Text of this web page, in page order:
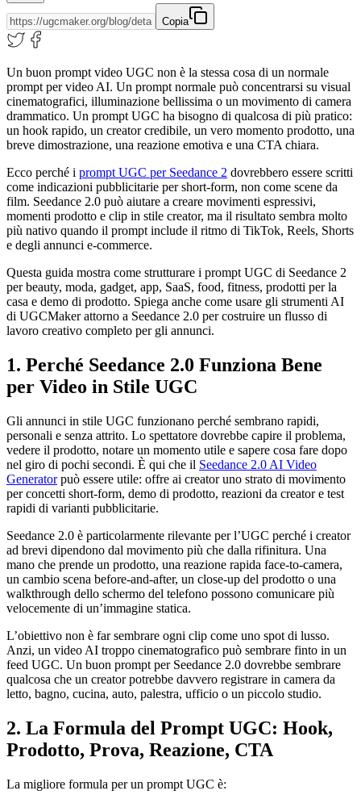
Copia
Un buon prompt video UGC non è la stessa cosa di un normale
prompt per video AI. Un prompt normale può concentrarsi su visual
cinematografici, illuminazione bellissima o un movimento di camera
drammatico. Un prompt UGC ha bisogno di qualcosa di più pratico:
un hook rapido, un creator credibile, un vero momento prodotto, una
breve dimostrazione, una reazione emotiva e una CTA chiara.
Ecco perché i prompt UGC per Seedance 2 dovrebbero essere scritti
come indicazioni pubblicitarie per short-form, non come scene da
film. Seedance 2.0 può aiutare a creare movimenti espressivi,
momenti prodotto e clip in stile creator, ma il risultato sembra molto
più nativo quando il prompt include il ritmo di TikTok, Reels, Shorts
e degli annunci e-commerce.
Questa guida mostra come strutturare i prompt UGC di Seedance 2
per beauty, moda, gadget, app, SaaS, food, fitness, prodotti per la
casa e demo di prodotto. Spiega anche come usare gli strumenti AI
di UGCMaker attorno a Seedance 2.0 per costruire un flusso di
lavoro creativo completo per gli annunci.
1. Perché Seedance 2.0 Funziona Bene
per Video in Stile UGC
Gli annunci in stile UGC funzionano perché sembrano rapidi,
personali e senza attrito. Lo spettatore dovrebbe capire il problema,
vedere il prodotto, notare un momento utile e sapere cosa fare dopo
nel giro di pochi secondi. È qui che il Seedance 2.0 AI Video
Generatorpuò essere utile: offre ai creator uno strato di movimento
per concetti short-form, demo di prodotto, reazioni da creator e test
rapidi di varianti pubblicitarie.
Seedance 2.0 è particolarmente rilevante per l’UGC perché i creator
ad brevi dipendono dal movimento più che dalla rifinitura. Una
mano che prende un prodotto, una reazione rapida face-to-camera,
un cambio scena before-and-after, un close-up del prodotto o una
walkthrough dello schermo del telefono possono comunicare più
velocemente di un’immagine statica.
L’obiettivo non è far sembrare ogni clip come uno spot di lusso.
Anzi, un video AI troppo cinematografico può sembrare finto in un
feed UGC. Un buon prompt per Seedance 2.0 dovrebbe sembrare
qualcosa che un creator potrebbe davvero registrare in camera da
letto, bagno, cucina, auto, palestra, ufficio o un piccolo studio.
2. La Formula del Prompt UGC: Hook,
Prodotto, Prova, Reazione, CTA
La migliore formula per un prompt UGC è: